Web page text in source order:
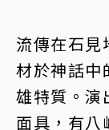
流傳在石見
材於神話中
雄特質。演
面具，有八